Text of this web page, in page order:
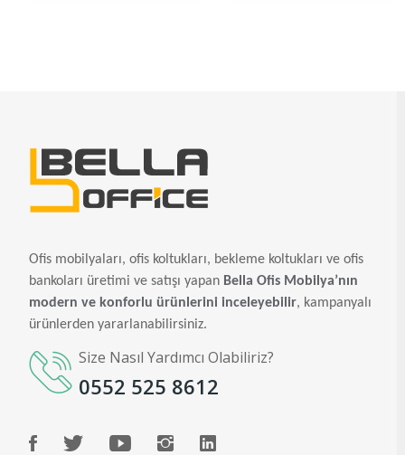
Ofis mobilyaları, ofis koltukları, bekleme koltukları ve ofis
bankoları üretimi ve satışı yapan Bella Ofis Mobilya’nın
modern ve konforlu ürünlerini inceleyebilir, kampanyalı
ürünlerden yararlanabilirsiniz.
Size Nasıl Yardımcı Olabiliriz?
0552 525 8612